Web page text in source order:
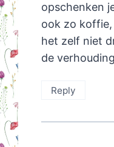
opschenken
ook zo
het zelf niet
de
Reply